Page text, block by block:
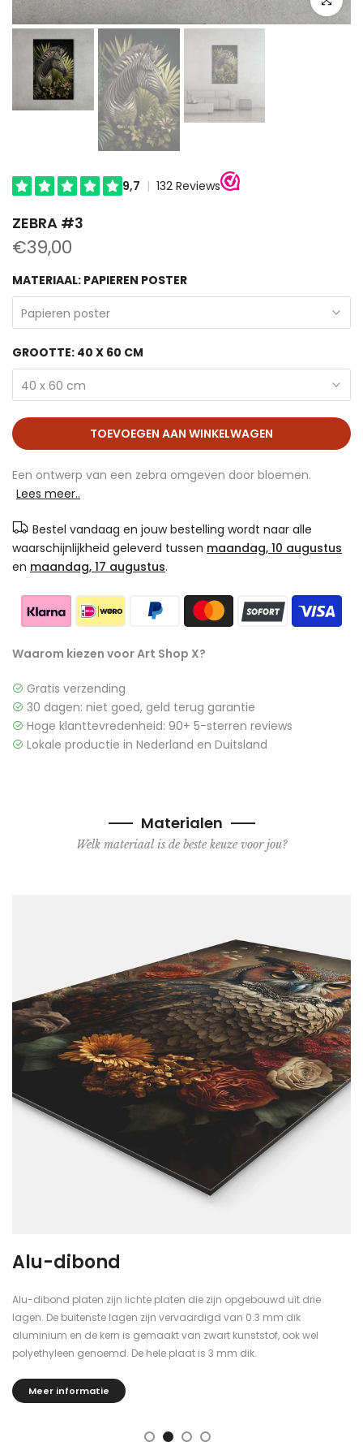
ZEBRA #3
€39,00
MATERIAAL: PAPIEREN POSTER
Papieren poster
GROOTTE: 40 X 60 CM
40 x 60 cm
TOEVOEGEN AAN WINKELWAGEN
Een ontwerp van een zebra omgeven door bloemen.
Lees meer..
Bestel vandaag en jouw bestelling wordt naar alle
waarschijnlijkheid geleverd tussen maandag, 10 augustus
en maandag, 17 augustus.
Waarom kiezen voor Art Shop X?
Gratis verzending
30 dagen: niet goed, geld terug garantie
Hoge klanttevredenheid: 90+ 5-sterren reviews
Lokale productie in Nederland en Duitsland
Materialen
Welk materiaal is de beste keuze voor jou?
Alu-dibond
Alu-dibond platen zijn lichte platen die zijn opgebouwd uit drie
lagen. De buitenste lagen zijn vervaardigd van 0.3 mm dik
aluminium en de kern is gemaakt van zwart kunststof, ook wel
polyethyleen genoemd. De hele plaat is 3 mm dik.
Meer informatie